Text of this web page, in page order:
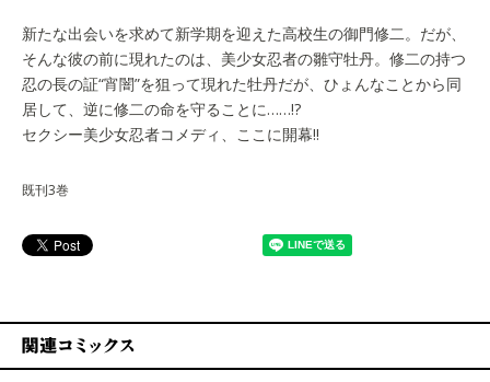
新たな出会いを求めて新学期を迎えた高校生の御門修二。だが、
そんな彼の前に現れたのは、美少女忍者の雛守牡丹。修二の持つ
忍の長の証“宵闇”を狙って現れた牡丹だが、ひょんなことから同
居して、逆に修二の命を守ることに……!?
セクシー美少女忍者コメディ、ここに開幕!!
既刊3巻